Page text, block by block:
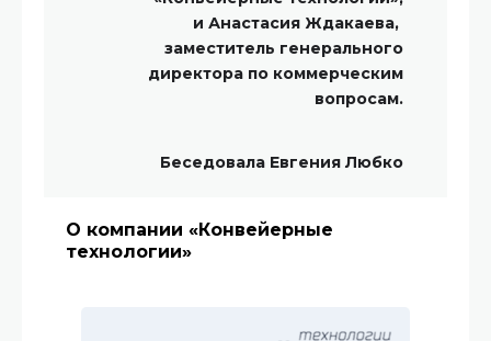
и Анастасия Ждакаева,
заместитель генерального
директора по коммерческим
вопросам.
Беседовала Евгения Любко
О компании «Конвейерные
технологии»